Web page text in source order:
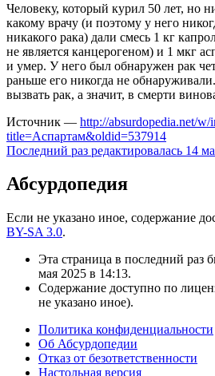
Человеку, который курил 50 лет, но
какому врачу (и поэтому у него
никакого рака) дали смесь 1 кг
не является канцерогеном) и 1 мкг
и умер. У него был обнаружен рак
раньше его никогда не
вызвать рак, а значит, в смерти
Источник — http://absurdopedia.net/w/
title=Аспартам&oldid=537914
Последний раз редактировалась 14
Абсурдопедия
Если не указано иное, содержание
BY-SA 3.0.
Эта страница в последний раз
мая 2025 в 14:13.
Содержание доступно по
не указано иное).
Политика конфиденциальности
Об Абсурдопедии
Отказ от безответственности
Настольная версия